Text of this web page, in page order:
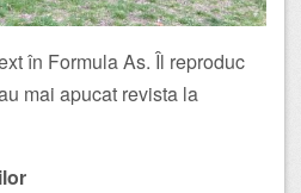
în Formula As. Îl reproduc
mai apucat revista la